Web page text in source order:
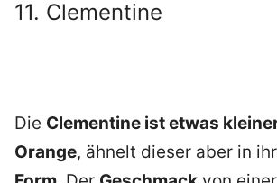
11. Clementine
Die Clementine ist etwas
Orange, ähnelt dieser aber in